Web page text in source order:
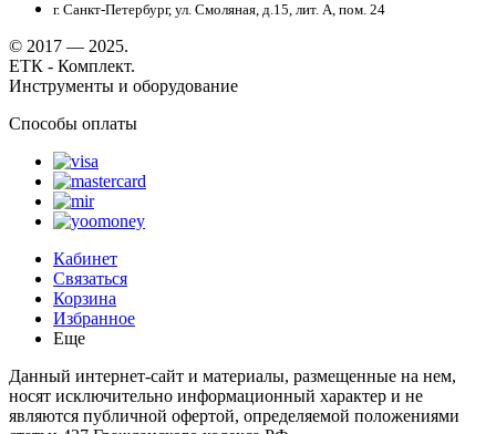
г. Санкт-Петербург, ул. Смоляная, д.15, лит. А, пом. 24
© 2017 — 2025.
ЕТК - Комплект.
Инструменты и оборудование
Способы оплаты
Кабинет
Связаться
Корзина
Избранное
Еще
Данный интернет-сайт и материалы, размещенные на нем,
носят исключительно информационный характер и не
являются публичной офертой, определяемой положениями